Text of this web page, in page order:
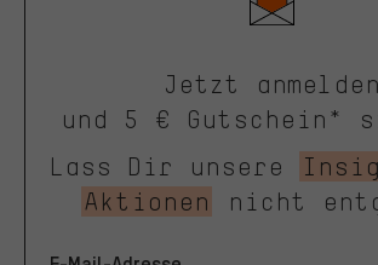
Jetzt anmelden
und 5 € Gutschein*
Lass Dir unsere
Aktionen
nicht